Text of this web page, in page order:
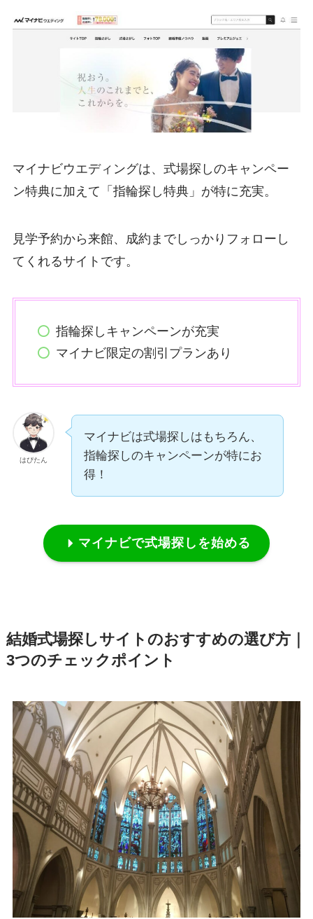
マイナビウエディングは、式場探しのキャンペー
ン特典に加えて「指輪探し特典」が特に充実。
見学予約から来館、成約までしっかりフォローし
てくれるサイトです。
指輪探しキャンペーンが充実
マイナビ限定の割引プランあり
はぴたん
マイナビは式場探しはもちろん、
指輪探しのキャンペーンが特にお
得！
マイナビで式場探しを始める
結婚式場探しサイトのおすすめの選び方｜
3つのチェックポイント